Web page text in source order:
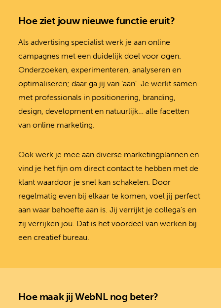
Hoe ziet jouw nieuwe functie eruit?
Als advertising specialist werk je aan online
campagnes met een duidelijk doel voor ogen.
Onderzoeken, experimenteren, analyseren en
optimaliseren; daar ga jij van ‘aan’. Je werkt samen
met professionals in positionering, branding,
design, development en natuurlijk… alle facetten
van online marketing.
Ook werk je mee aan diverse marketingplannen en
vind je het fijn om direct contact te hebben met de
klant waardoor je snel kan schakelen. Door
regelmatig even bij elkaar te komen, voel jij perfect
aan waar behoefte aan is. Jij verrijkt je collega’s en
zij verrijken jou. Dat is het voordeel van werken bij
een creatief bureau.
Hoe maak jij WebNL nog beter?